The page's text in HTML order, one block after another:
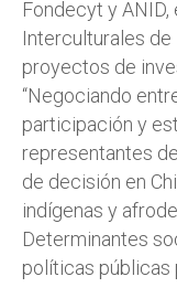
Fondecyt y
Interculturales de
proyectos de
“Negociando
participación y
representantes
de decisión en
indígenas y
Determinantes
políticas públicas